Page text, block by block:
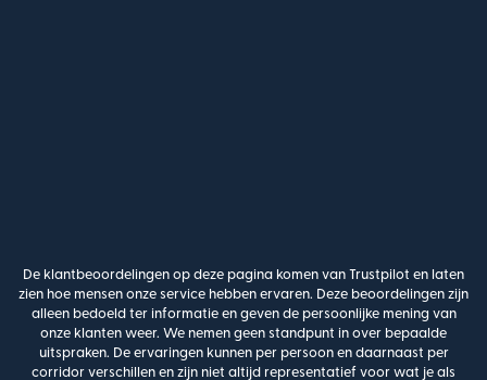
De klantbeoordelingen op deze pagina komen van Trustpilot en laten
zien hoe mensen onze service hebben ervaren. Deze beoordelingen zijn
alleen bedoeld ter informatie en geven de persoonlijke mening van
onze klanten weer. We nemen geen standpunt in over bepaalde
uitspraken. De ervaringen kunnen per persoon en daarnaast per
corridor verschillen en zijn niet altijd representatief voor wat je als